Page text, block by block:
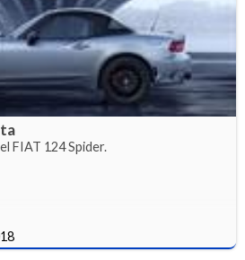
FIAT 124 Spider.